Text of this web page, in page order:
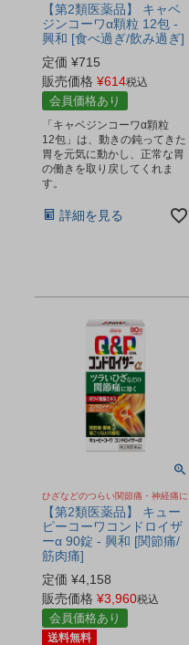
【第2類医薬品】 キャベ
ジンコーワα顆粒 12包 -
興和 [食べ過ぎ/飲み過ぎ]
定価 ¥715
販売価格 ¥614税込
会員価格あり
「キャベジンコーワα顆粒
12包」は、動きの鈍ってきた
胃を元気に動かし、正常な胃
の働きを取り戻してくれま
す。
詳細を見る
ひざなどのつらい関節痛・神経痛に
【第2類医薬品】 キュー
ピーコーワコンドロイザ
ーα 90錠 - 興和 [関節痛/
筋肉痛]
定価 ¥4,158
販売価格 ¥3,960税込
会員価格あり
送料無料